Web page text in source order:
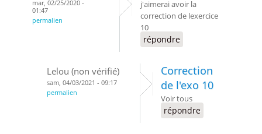
mar, 02/25/2020 -
01:47
permalien
j'aimerai avoir la
correction de lexercice
10
répondre
Lelou (non vérifié)
sam, 04/03/2021 - 09:17
permalien
Correction
de l'exo 10
Voir tous
répondre